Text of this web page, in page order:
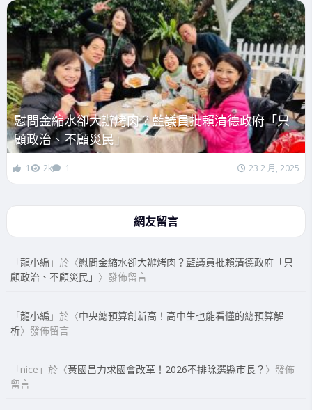
慰問金縮水卻大辦烤肉？藍議員批賴清德政府「只
顧政治、不顧災民」
1 2k 1 23 2 月, 2025
網友留言
「龍小編 」於〈慰問金縮水卻大辦烤肉？藍議員批賴清德政府「只
顧政治、不顧災民」 〉發佈留言
「龍小編 」於〈中央總預算創新高！高中生也能看懂的總預算解
析〉發佈留言
「nice 」於〈黃國昌力求國會改革！2026不排除選縣市長？ 〉發佈
留言